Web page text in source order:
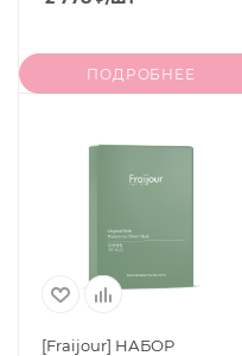
ПОДРОБНЕЕ
[Fraijour] НАБОР